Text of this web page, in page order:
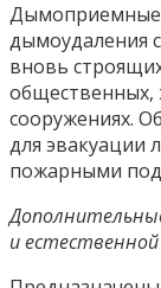
Дымоприемные
дымоудаления
вновь
сооружениях.
для эвакуации
пожарными
и